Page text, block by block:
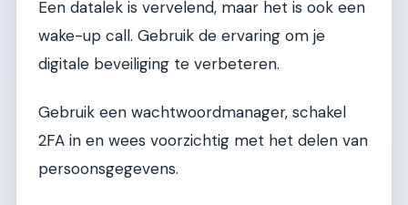
Een datalek is vervelend, maar het is ook een
wake-up call. Gebruik de ervaring om je
digitale beveiliging te verbeteren.
Gebruik een wachtwoordmanager, schakel
2FA in en wees voorzichtig met het delen van
persoonsgegevens.